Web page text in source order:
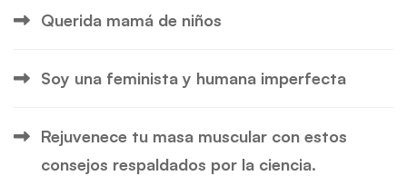
Querida mamá de niños
Soy una feminista y humana imperfecta
Rejuvenece tu masa muscular con estos
consejos respaldados por la ciencia.